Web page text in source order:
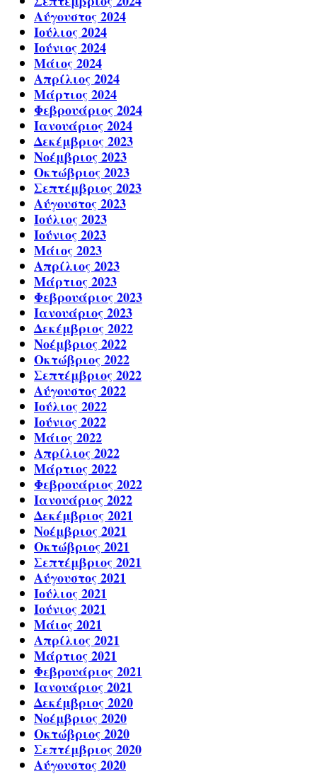
Αύγουστος 2024
Ιούλιος 2024
Ιούνιος 2024
Μάιος 2024
Απρίλιος 2024
Μάρτιος 2024
Φεβρουάριος 2024
Ιανουάριος 2024
Δεκέμβριος 2023
Νοέμβριος 2023
Οκτώβριος 2023
Σεπτέμβριος 2023
Αύγουστος 2023
Ιούλιος 2023
Ιούνιος 2023
Μάιος 2023
Απρίλιος 2023
Μάρτιος 2023
Φεβρουάριος 2023
Ιανουάριος 2023
Δεκέμβριος 2022
Νοέμβριος 2022
Οκτώβριος 2022
Σεπτέμβριος 2022
Αύγουστος 2022
Ιούλιος 2022
Ιούνιος 2022
Μάιος 2022
Απρίλιος 2022
Μάρτιος 2022
Φεβρουάριος 2022
Ιανουάριος 2022
Δεκέμβριος 2021
Νοέμβριος 2021
Οκτώβριος 2021
Σεπτέμβριος 2021
Αύγουστος 2021
Ιούλιος 2021
Ιούνιος 2021
Μάιος 2021
Απρίλιος 2021
Μάρτιος 2021
Φεβρουάριος 2021
Ιανουάριος 2021
Δεκέμβριος 2020
Νοέμβριος 2020
Οκτώβριος 2020
Σεπτέμβριος 2020
Αύγουστος 2020